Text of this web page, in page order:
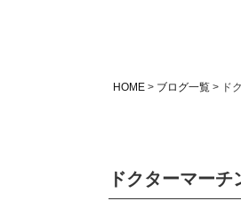
HOME ブログ一覧 ド
ドクターマー